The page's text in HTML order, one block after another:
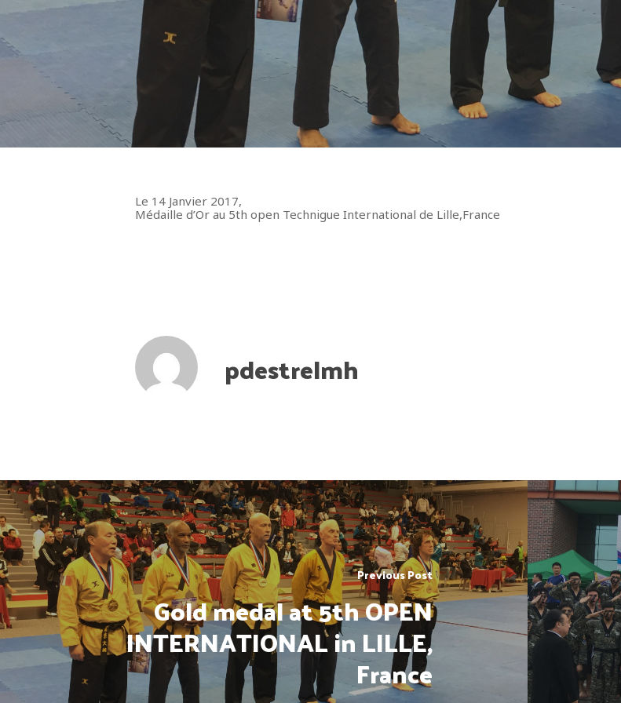
Le 14 Janvier 2017,
Médaille d’Or au 5th open Technigue International de Lille,France
pdestrelmh
Previous Post
Gold medal at 5th OPEN
INTERNATIONAL in LILLE,
France